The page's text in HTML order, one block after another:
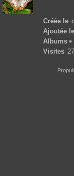
Créée le
Ajoutée le
Albums
Visites